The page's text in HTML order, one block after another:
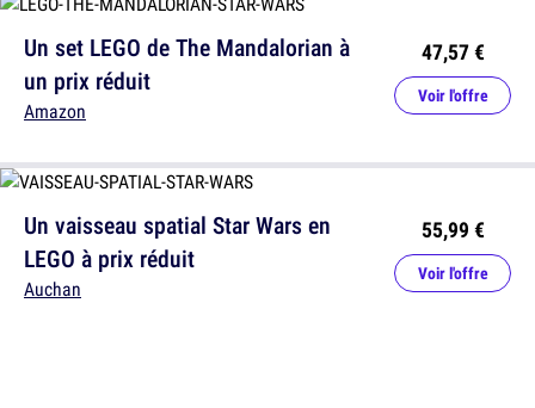
Un vaisseau spatial Star Wars en
LEGO à prix réduit
Auchan
55,99 €
Voir l'offre
Un set LEGO de The Mandalorian à
un prix réduit
Amazon
47,57 €
Voir l'offre